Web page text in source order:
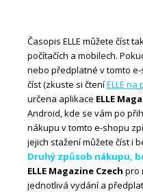
Časopis ELLE můžete číst
počítačích a mobilech.
nebo předplatné v tomto
číst (zkuste si čteníELLE na
určena aplikace ELLE
Android, kde se vám po
nákupu v tomto e-shopu
jejich stažení můžete číst i
Druhý způsob nákupu,
ELLE Magazine Czech pro
jednotlivá vydání a